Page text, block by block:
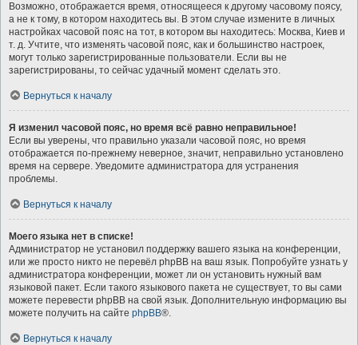
Возможно, отображается время, относящееся к другому часовому поясу,
а не к тому, в котором находитесь вы. В этом случае измените в личных
настройках часовой пояс на тот, в котором вы находитесь: Москва, Киев и
т. д. Учтите, что изменять часовой пояс, как и большинство настроек,
могут только зарегистрированные пользователи. Если вы не
зарегистрированы, то сейчас удачный момент сделать это.
Вернуться к началу
Я изменил часовой пояс, но время всё равно неправильное!
Если вы уверены, что правильно указали часовой пояс, но время
отображается по-прежнему неверное, значит, неправильно установлено
время на сервере. Уведомите администратора для устранения
проблемы.
Вернуться к началу
Моего языка нет в списке!
Администратор не установил поддержку вашего языка на конференции,
или же просто никто не перевёл phpBB на ваш язык. Попробуйте узнать у
администратора конференции, может ли он установить нужный вам
языковой пакет. Если такого языкового пакета не существует, то вы сами
можете перевести phpBB на свой язык. Дополнительную информацию вы
можете получить на сайте phpBB®.
Вернуться к началу